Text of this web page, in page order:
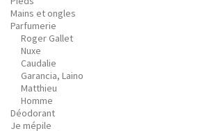
Mains et ongles
Parfumerie
Roger Gallet
Nuxe
Caudalie
Garancia, Laino
Matthieu
Homme
Déodorant
Je mépile